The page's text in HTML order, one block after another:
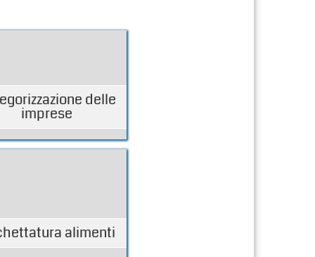
delle
imprese
alimenti